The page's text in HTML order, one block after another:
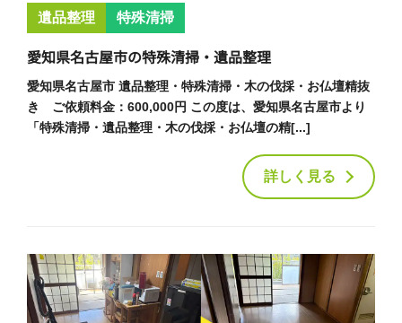
遺品整理 特殊清掃
愛知県名古屋市の特殊清掃・遺品整理
愛知県名古屋市 遺品整理・特殊清掃・木の伐採・お仏壇精抜
き ご依頼料金：600,000円 この度は、愛知県名古屋市より
「特殊清掃・遺品整理・木の伐採・お仏壇の精[...]
詳しく見る